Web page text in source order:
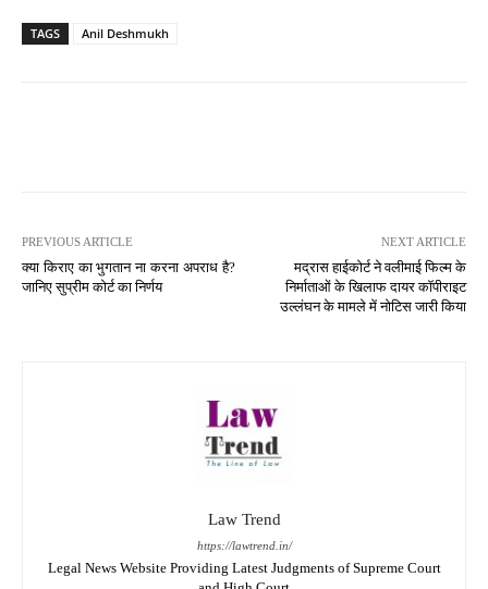
TAGS Anil Deshmukh
PREVIOUS ARTICLE
क्या किराए का भुगतान ना करना अपराध है?
जानिए सुप्रीम कोर्ट का निर्णय
NEXT ARTICLE
मद्रास हाईकोर्ट ने वलीमाई फिल्म के
निर्माताओं के खिलाफ दायर कॉपीराइट
उल्लंघन के मामले में नोटिस जारी किया
Law Trend
https://lawtrend.in/
Legal News Website Providing Latest Judgments of Supreme Court